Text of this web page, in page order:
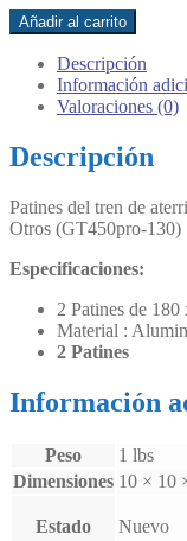
Patines
del
aterrizaje
T-
Rex
GT450
y
(GT450pro-
cantidad
Añadir al carrito
Descripción
Información
Valoraciones (0)
Descripción
Patines del tren de
Otros (GT450pro-130)
Especificaciones:
2 Patines de
Material :
2 Patines
Información
Peso
1 lbs
Dimensiones 10 × 10
Estado Nuevo